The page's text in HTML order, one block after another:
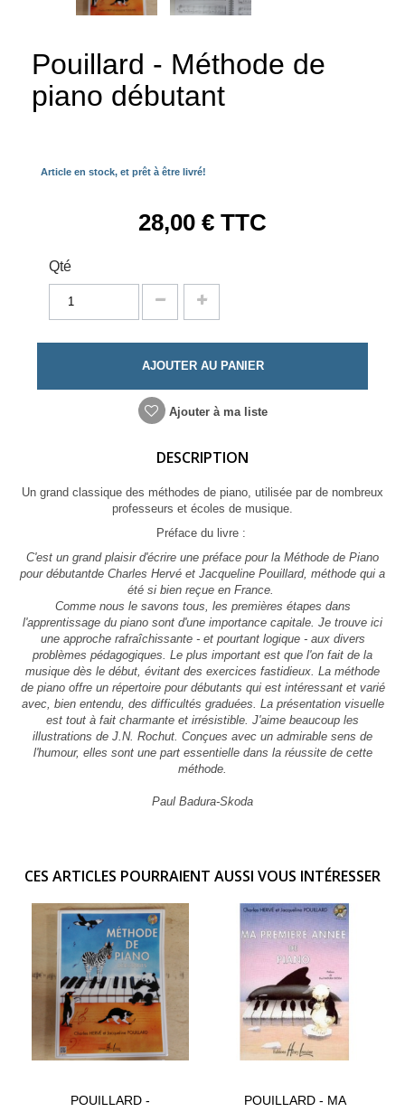
Pouillard - Méthode de
piano débutant
Article en stock, et prêt à être livré!
28,00 € TTC
Qté
AJOUTER AU PANIER
Ajouter à ma liste
DESCRIPTION
Un grand classique des méthodes de piano, utilisée par de nombreux
professeurs et écoles de musique.
Préface du livre :
C'est un grand plaisir d'écrire une préface pour la Méthode de Piano
pour débutantde Charles Hervé et Jacqueline Pouillard, méthode qui a
été si bien reçue en France.
Comme nous le savons tous, les premières étapes dans
l'apprentissage du piano sont d'une importance capitale. Je trouve ici
une approche rafraîchissante - et pourtant logique - aux divers
problèmes pédagogiques. Le plus important est que l'on fait de la
musique dès le début, évitant des exercices fastidieux. La méthode
de piano offre un répertoire pour débutants qui est intéressant et varié
avec, bien entendu, des difficultés graduées. La présentation visuelle
est tout à fait charmante et irrésistible. J'aime beaucoup les
illustrations de J.N. Rochut. Conçues avec un admirable sens de
l'humour, elles sont une part essentielle dans la réussite de cette
méthode.
Paul Badura-Skoda
CES ARTICLES POURRAIENT AUSSI VOUS INTÉRESSER
POUILLARD -
POUILLARD - MA